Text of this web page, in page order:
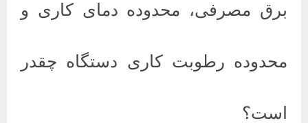
برق مصرفی، محدوده دمای کاری و
محدوده رطوبت کاری دستگاه چقدر
است؟